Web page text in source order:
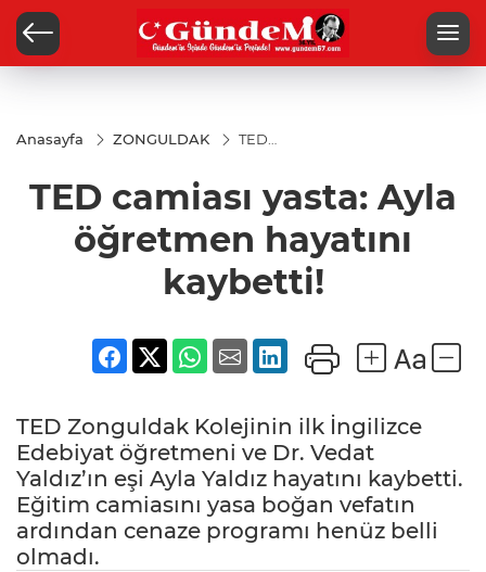
Anasayfa ZONGULDAK
TED
Ayla
öğretmen
hayatını
kaybetti!
TED camiası yasta: Ayla
öğretmen hayatını
kaybetti!
TED Zonguldak Kolejinin ilk İngilizce
Edebiyat öğretmeni ve Dr. Vedat
Yaldız’ın eşi Ayla Yaldız hayatını kaybetti.
Eğitim camiasını yasa boğan vefatın
ardından cenaze programı henüz belli
olmadı.